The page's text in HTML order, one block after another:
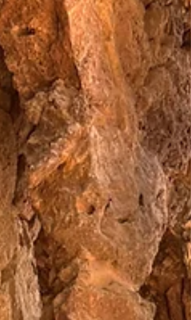
もいます ⭐️体つくりのためには 暴飲暴食を
ない 腹八分目にする・・胃腸を休ませる 辛
もの・お酒・チョコレートなどお腹に負担がかか
る食べ物は控える 睡眠時間をしっかりとる・
睡眠をとることにより体を回復させる それで
ダメな時にはぜひカジュアル漢方aoにご相談くだ
さい 相談だけでも大丈夫です お気軽にどうぞ